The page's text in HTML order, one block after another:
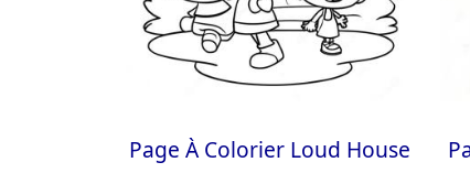
Page À Colorier Loud House